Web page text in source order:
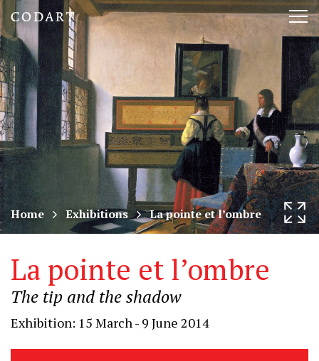
CODART,
Dutch
and
Flemish
art
in
museums
worldwide
Home Exhibitions La pointe et l’ombre
La pointe et l’ombre
The tip and the shadow
Exhibition: 15 March - 9 June 2014